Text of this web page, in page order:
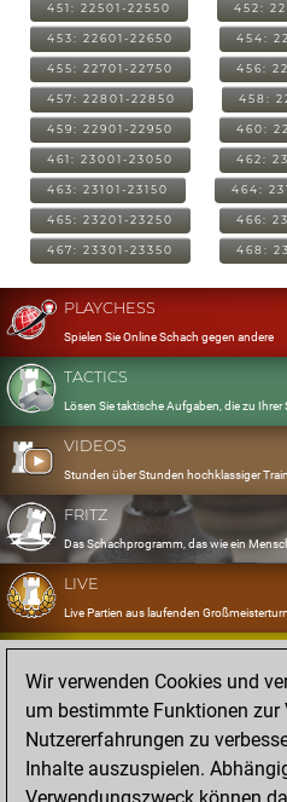
451: 22501-22550 452:
453: 22601-22650 454:
455: 22701-22750 456:
457: 22801-22850 458:
459: 22901-22950 460:
461: 23001-23050 462:
463: 23101-23150 464:
465: 23201-23250 466:
467: 23301-23350 468:
PLAYCHESS
Spielen Sie Online Schach gegen andere
TACTICS
Lösen Sie taktische Aufgaben, die zu Ihrer
VIDEOS
Stunden über Stunden hochklassiger
FRITZ
Das Schachprogramm, das wie ein
LIVE
Live Partien aus laufenden
OPENINGS
Erfassen und Üben Sie Ihr
DATABASE
Acht Millionen starke Partien
MYGAMES
Wir verwenden Cookies und
um bestimmte Funktionen zur
Nutzererfahrungen zu
Inhalte auszuspielen.